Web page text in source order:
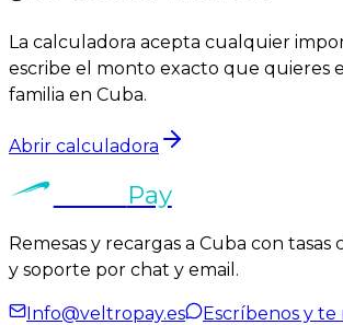
La calculadora acepta cualquier
escribe el monto exacto que quieres
familia en Cuba.
Abrir calculadora
Pay
Remesas y recargas a Cuba con tasas
y soporte por chat y email .
Info@veltropay.es Escríbenos y